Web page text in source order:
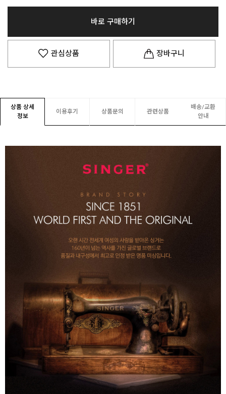
바로 구매하기
관심상품 장바구니
상품 상세
정보
이용후기 상품문의 관련상품
배송/교환
안내